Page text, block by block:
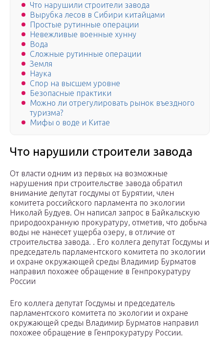
Что нарушили строители завода
Вырубка лесов в Сибири китайцами
Простые рутинные операции
Невежливые военные хунну
Вода
Сложные рутинные операции
Земля
Наука
Спор на высшем уровне
Безопасные практики
Можно ли отрегулировать рынок въездного
туризма?
Мифы о воде и Китае
Что нарушили строители завода
От власти одним из первых на возможные
нарушения при строительстве завода обратил
внимание депутат госдумы от Бурятии, член
комитета российского парламента по экологии
Николай Будуев. Он написал запрос в Байкальскую
природоохранную прокуратуру, отметив, что добыча
воды не нанесет ущерба озеру, в отличие от
строительства завода. . Его коллега депутат Госдумы и
председатель парламентского комитета по экологии
и охране окружающей среды Владимир Бурматов
направил похожее обращение в Генпрокуратуру
России
Его коллега депутат Госдумы и председатель
парламентского комитета по экологии и охране
окружающей среды Владимир Бурматов направил
похожее обращение в Генпрокуратуру России.